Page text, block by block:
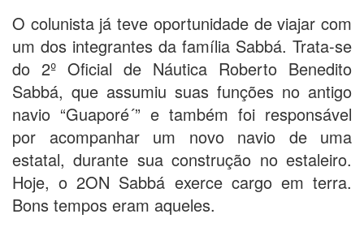
O colunista já teve oportunidade de viajar com
um dos integrantes da família Sabbá. Trata-se
do 2º Oficial de Náutica Roberto Benedito
Sabbá, que assumiu suas funções no antigo
navio “Guaporé´” e também foi responsável
por acompanhar um novo navio de uma
estatal, durante sua construção no estaleiro.
Hoje, o 2ON Sabbá exerce cargo em terra.
Bons tempos eram aqueles.